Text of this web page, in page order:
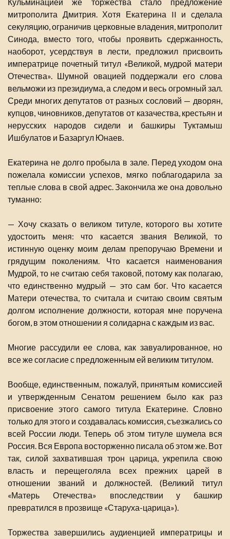
митрополита Дмитрия. Хотя Екатерина II и сделала
секуляцию, ограничив церковные владения, митрополит
Синода, вместо того, чтобы проявить сдержанность,
наоборот, усердствуя в лести, предложил присвоить
императрице почетный титул «Великой, мудрой матери
Отечества». Шумной овацией поддержали его слова
вельможи из президиума, а следом и весь огромный зал.
Среди многих депутатов от разных сословий — дворян,
купцов, чиновников, депутатов от казачества, крестьян и
нерусских народов сидели и башкиры Туктамыш
Ишбулатов и Базаргул Юнаев.
Екатерина не долго пробыла в зале. Перед уходом она
пожелала комиссии успехов, мягко поблагодарила за
теплые слова в свой адрес. Закончила же она довольно
туманно:
— Хочу сказать о великом титуле, которого вы хотите
удостоить меня: что касается звания Великой, то
истинную оценку моим делам препоручаю Времени и
грядущим поколениям. Что касается наименования
Мудрой, то не считаю себя таковой, потому как полагаю,
что единственно мудрый — это сам бог. Что касается
Матери отечества, то считала и считаю своим святым
долгом исполнение должности, которая мне поручена
богом, в этом отношении я солидарна с каждым из вас.
Многие рассудили ее слова, как завуалированное, но
все же согласие с предложенным ей великим титулом.
Вообще, единственным, пожалуй, принятым комиссией
и утвержденным Сенатом решением было как раз
присвоение этого самого титула Екатерине. Словно
только для этого и создавалась комиссия, съезжались со
всей России люди. Теперь об этом титуле шумела вся
Россия. Вся Европа восторженно писала об этом же. Вот
так, силой захватившая трон царица, укрепила свою
власть и перещеголяла всех прежних царей в
отношении званий и должностей. (Великий титул
«Матерь Отечества» впоследствии у башкир
превратился в прозвище «Старуха-царица»).
Торжества завершились аудиенцией императрицы и